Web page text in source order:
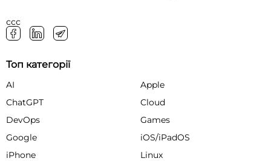
ссс
Топ категорії
AI
Apple
ChatGPT
Cloud
DevOps
Games
Google
iOS/iPadOS
iPhone
Linux